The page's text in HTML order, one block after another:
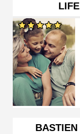
BASTIEN